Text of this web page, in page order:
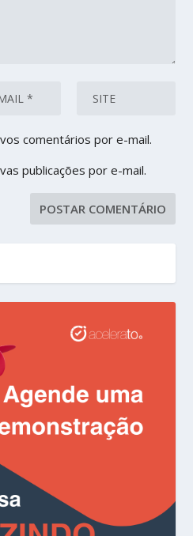
comentários por e-mail.
publicações por e-mail.